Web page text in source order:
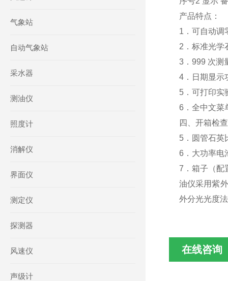
气象站
自动气象站
采水器
测油仪
照度计
消解仪
界面仪
测定仪
探测器
风速仪
声级计
产品特点：
1．可自动调
2．标准光学
3．999 次测
4．日期显示
5．可打印实
6．全中文菜
四、开箱检
5．圆管石英
6．大功率电
7．箱子（配
油仪采用紫
外分光光度
在线咨询